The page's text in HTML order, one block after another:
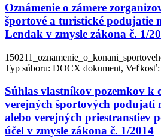
Oznámenie o zámere
športové a turistické podujatie
Lendak v zmysle zákona č. 1/
Typ súboru: DOCX dokument,
Súhlas vlastníkov pozemkov k
verejných športových podujatí
alebo verejných priestranstiev
účel v zmysle zákona č. 1/2014